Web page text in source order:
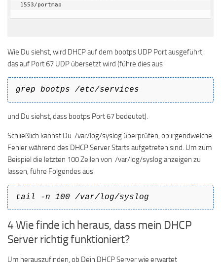
1553/portmap
Wie Du siehst, wird DHCP auf dem bootps UDP Port ausgeführt,
das auf Port 67 UDP übersetzt wird (führe dies aus
grep bootps /etc/services
und Du siehst, dass bootps Port 67 bedeutet).
Schließlich kannst Du /var/log/syslog überprüfen, ob irgendwelche
Fehler während des DHCP Server Starts aufgetreten sind. Um zum
Beispiel die letzten 100 Zeilen von /var/log/syslog anzeigen zu
lassen, führe Folgendes aus
tail -n 100 /var/log/syslog
4 Wie finde ich heraus, dass mein DHCP
Server richtig funktioniert?
Um herauszufinden, ob Dein DHCP Server wie erwartet